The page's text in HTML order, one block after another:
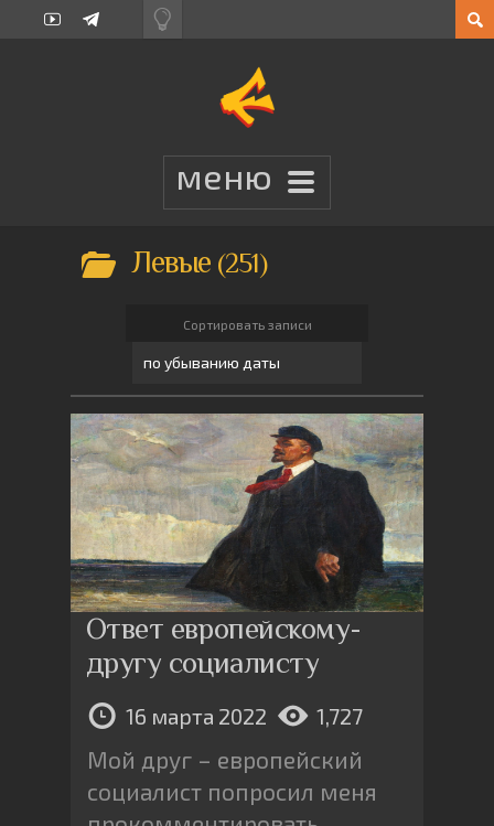
Левые 251
Сортировать записи
Ответ европейскому-
другу социалисту
16 марта 2022 1,727
Мой друг – европейский
социалист попросил меня